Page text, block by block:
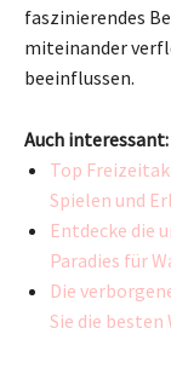
faszinierendes
miteinander
beeinflussen.
Auch interessant:
Top
Spielen und
Entdecke die
Paradies für
Die
Sie die